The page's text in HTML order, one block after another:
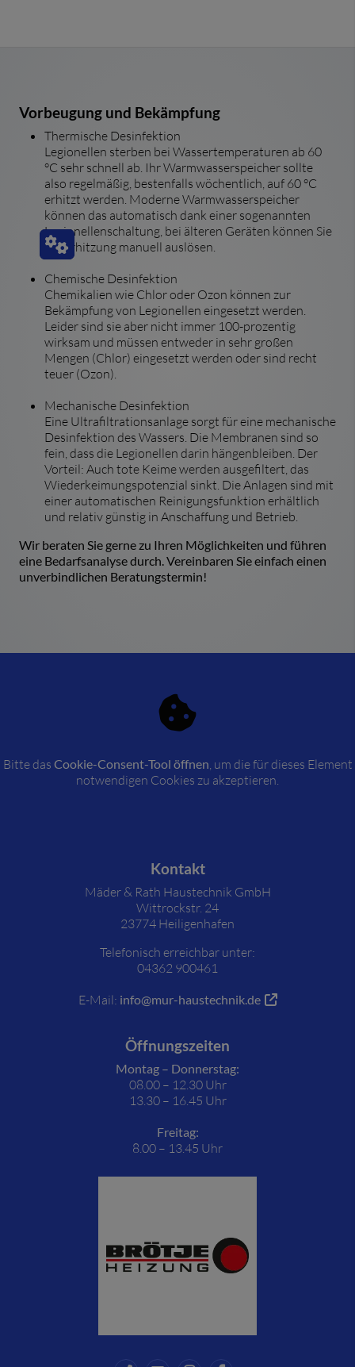
Vorbeugung und Bekämpfung
Thermische Desinfektion
Legionellen sterben bei Wassertemperaturen ab 60
°C sehr schnell ab. Ihr Warmwasserspeicher sollte
also regelmäßig, bestenfalls wöchentlich, auf 60 °C
erhitzt werden. Moderne Warmwasserspeicher
können das automatisch dank einer sogenannten
Legionellenschaltung, bei älteren Geräten können Sie
die Erhitzung manuell auslösen.
Chemische Desinfektion
Chemikalien wie Chlor oder Ozon können zur
Bekämpfung von Legionellen eingesetzt werden.
Leider sind sie aber nicht immer 100-prozentig
wirksam und müssen entweder in sehr großen
Mengen (Chlor) eingesetzt werden oder sind recht
teuer (Ozon).
Mechanische Desinfektion
Eine Ultrafiltrationsanlage sorgt für eine mechanische
Desinfektion des Wassers. Die Membranen sind so
fein, dass die Legionellen darin hängenbleiben. Der
Vorteil: Auch tote Keime werden ausgefiltert, das
Wiederkeimungspotenzial sinkt. Die Anlagen sind mit
einer automatischen Reinigungsfunktion erhältlich
und relativ günstig in Anschaffung und Betrieb.
Wir beraten Sie gerne zu Ihren Möglichkeiten und führen
eine Bedarfsanalyse durch. Vereinbaren Sie einfach einen
unverbindlichen Beratungstermin!
Bitte das Cookie-Consent-Tool öffnen , um die für dieses Element
notwendigen Cookies zu akzeptieren.
Footer - Kontaktdaten und Öffnungszeiten
Kontakt
Mäder & Rath Haustechnik GmbH
Wittrockstr. 24
23774 Heiligenhafen
Telefonisch erreichbar unter:
04362 900461
E-Mail: info@mur-haustechnik.de
Öffnungszeiten
Montag – Donnerstag:
08.00 – 12.30 Uhr
13.30 – 16.45 Uhr
Freitag:
8.00 – 13.45 Uhr